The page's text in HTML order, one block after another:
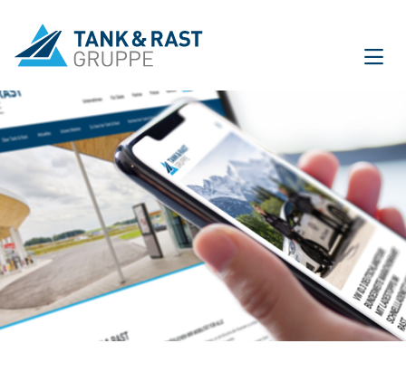
International
Unternehmen
Für Gäste
Partner